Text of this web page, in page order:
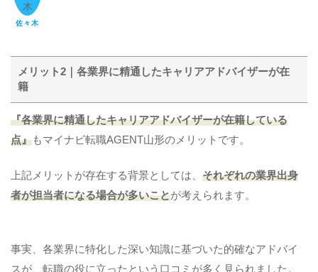
佐々木
メリット2｜各業界に精通したキャリアアドバイザーが在
籍
『各業界に精通したキャリアアドバイザーが在籍している
点』もマイナビ転職AGENT山形のメリットです。
上記メリットが存在する背景としては、 それぞれの業界出身
者が担当者になる場合が多いことが考えられます。
事実、各業界に特化した深い知識に基づいた的確なアドバイ
スが、転職の役に立ったという口コミが多く見られました。